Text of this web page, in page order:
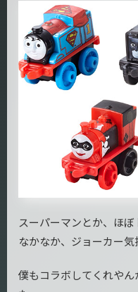
スーパーマンとか、ほぼ
なかなか、ジョーカー
僕もコラボしてくれや